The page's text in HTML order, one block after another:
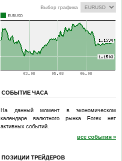
Выбор графика
СОБЫТИЕ ЧАСА
На данный момент в экономическом
календаре валютного рынка Forex нет
активных событий.
все события »
ПОЗИЦИИ ТРЕЙДЕРОВ